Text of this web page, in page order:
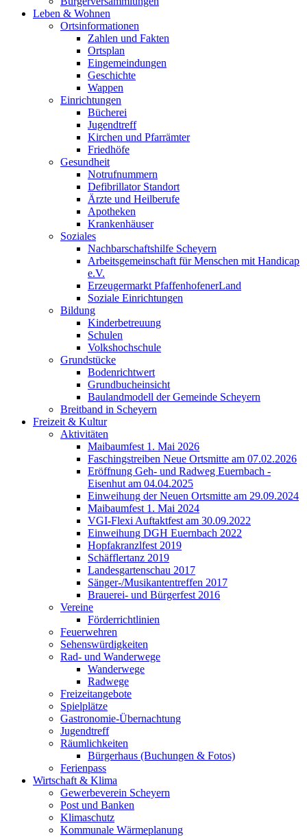
Leben & Wohnen
Ortsinformationen
Zahlen und Fakten
Ortsplan
Eingemeindungen
Geschichte
Wappen
Einrichtungen
Bücherei
Jugendtreff
Kirchen und Pfarrämter
Friedhöfe
Gesundheit
Notrufnummern
Defibrillator Standort
Ärzte und Heilberufe
Apotheken
Krankenhäuser
Soziales
Nachbarschaftshilfe Scheyern
Arbeitsgemeinschaft für Menschen mit Handicap
e.V.
Erzeugermarkt PfaffenhofenerLand
Soziale Einrichtungen
Bildung
Kinderbetreuung
Schulen
Volkshochschule
Grundstücke
Bodenrichtwert
Grundbucheinsicht
Baulandmodell der Gemeinde Scheyern
Breitband in Scheyern
Freizeit & Kultur
Aktivitäten
Maibaumfest 1. Mai 2026
Faschingstreiben Neue Ortsmitte am 07.02.2026
Eröffnung Geh- und Radweg Euernbach -
Eisenhut am 04.04.2025
Einweihung der Neuen Ortsmitte am 29.09.2024
Maibaumfest 1. Mai 2024
VGI-Flexi Auftaktfest am 30.09.2022
Einweihung DGH Euernbach 2022
Hopfakranzlfest 2019
Schäfflertanz 2019
Landesgartenschau 2017
Sänger-/Musikantentreffen 2017
Brauerei- und Bürgerfest 2016
Vereine
Förderrichtlinien
Feuerwehren
Sehenswürdigkeiten
Rad- und Wanderwege
Wanderwege
Radwege
Freizeitangebote
Spielplätze
Gastronomie-Übernachtung
Jugendtreff
Räumlichkeiten
Bürgerhaus (Buchungen & Fotos)
Ferienpass
Wirtschaft & Klima
Gewerbeverein Scheyern
Post und Banken
Klimaschutz
Kommunale Wärmeplanung